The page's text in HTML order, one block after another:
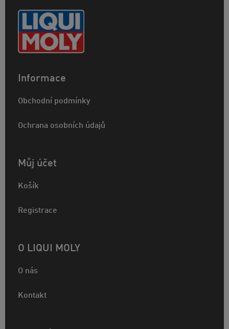
Informace
Obchodní podmínky
Ochrana osobních údajů
Můj účet
Košík
Registrace
O LIQUI MOLY
O nás
Kontakt